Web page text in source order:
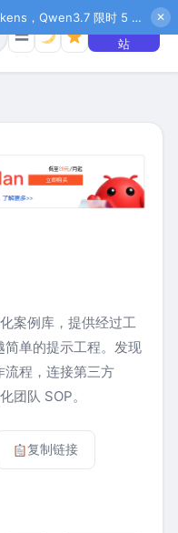
积分，加入 OPC 赢百万助力金，QoderWork CN 首月 0 元 ✕
☰
+ 提交网
站
案例库，提供经过工
单的提示工程。发现
流程，连接第三方
团队 SOP。
复制链接